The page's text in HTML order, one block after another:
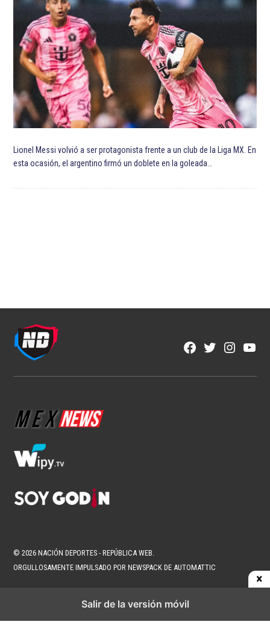
Lionel Messi volvió a ser protagonista frente a un club de la Liga MX. En
esta ocasión, el argentino firmó un doblete en la goleada…
Facebook
Twitter
© 2026 NACIÓN DEPORTES - REPÚBLICA WEB.
ORGULLOSAMENTE IMPULSADO POR NEWSPACK DE AUTOMATTIC
Salir de la versión móvil